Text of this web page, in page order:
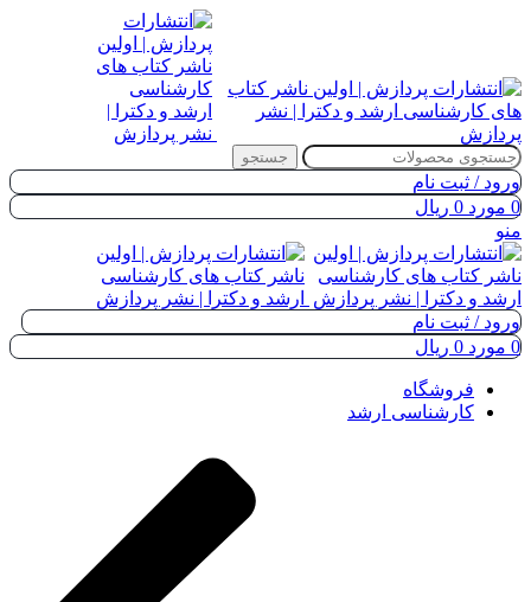
جستجو
ورود / ثبت نام
0 مورد 0 ریال
منو
ورود / ثبت نام
0 مورد 0 ریال
فروشگاه
کارشناسی ارشد